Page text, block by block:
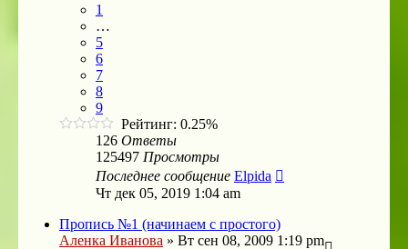
1
…
5
6
7
8
9
Рейтинг: 0.25%
126 Ответы
125497 Просмотры
Последнее сообщение Elpida
Чт дек 05, 2019 1:04 am
Пропись №1 (начинаем с простого)
Аленка Иванова » Вт сен 08, 2009 1:19 pm